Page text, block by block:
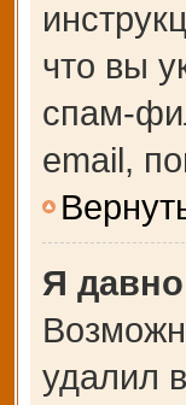
что вы
спам-
email,
Я
удалил